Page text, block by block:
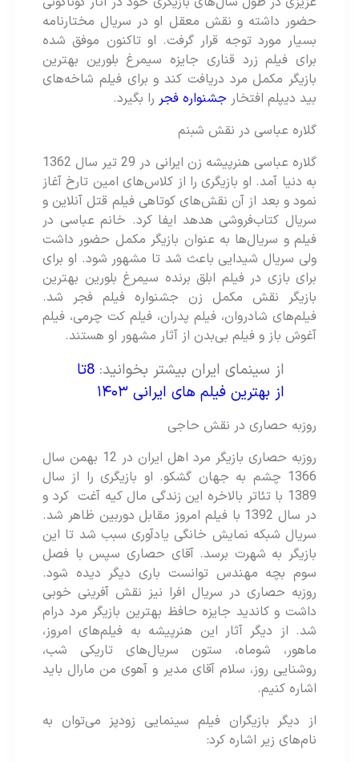
حضور داشته و نقش معقل او در سریال مختارنامه
بسیار مورد توجه قرار گرفت. او تاکنون موفق شده
برای فیلم زرد قناری جایزه سیمرغ بلورین بهترین
بازیگر مکمل مرد دریافت کند و برای فیلم شاخه‌های
بید دیپلم افتخار جشنواره فجررا بگیرد.
گلاره عباسی در نقش شبنم
گلاره عباسی هنرپیشه زن ایرانی در 29 تیر سال 1362
به دنیا آمد. او بازیگری را از کلاس‌های امین تارخ آغاز
نمود و بعد از آن نقش‌های کوتاهی فیلم قتل آنلاین و
سریال کتاب‌فروشی هدهد ایفا کرد. خانم عباسی در
فیلم و سریال‌ها به عنوان بازیگر مکمل حضور داشت
ولی سریال شیدایی باعث شد تا مشهور شود. او برای
برای بازی در فیلم ابلق برنده سیمرغ بلورین بهترین
بازیگر نقش مکمل زن جشنواره فیلم فجر شد.
فیلم‌های شادروان، فیلم پدران، فیلم کت چرمی، فیلم
آغوش باز و فیلم بی‌بدن از آثار مشهور او هستند.
از سینمای ایران بیشتر بخوانید: 8تا
از بهترین فیلم های ایرانی ۱۴۰۳
روزبه حصاری در نقش حاجی
روزبه حصاری بازیگر مرد اهل ایران در 12 بهمن سال
1366 چشم به جهان گشکو. او بازیگری را از سال
1389 با تئاتر بالاخره این زندگی مال کیه آغت کرد و
در سال 1392 با فیلم امروز مقابل دوربین ظاهر شد.
سریال شبکه نمایش خانگی یادآوری سبب شد تا این
بازیگر به شهرت برسد. آقای حصاری سپس با فصل
سوم بچه مهندس توانست باری دیگر دیده شود.
روزبه حصاری در سریال افرا نیز نقش آفرینی خوبی
داشت و کاندید جایزه حافظ بهترین بازیگر مرد درام
شد. از دیگر آثار این هنرپیشه به فیلم‌های امروز،
ماهور، شوماه، ستون سریال‌های تاریکی شب،
روشنایی روز، سلام آقای مدیر و آهوی من مارال باید
اشاره کنیم.
از دیگر بازیگران فیلم سینمایی زودپز می‌توان به
نام‌های زیر اشاره کرد: